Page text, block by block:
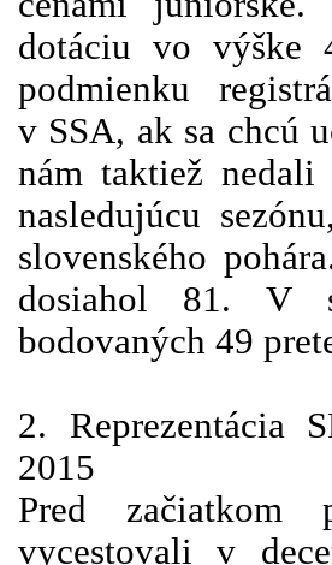
dotáciu vo výške
podmienku
v SSA, ak sa chcú
nám taktiež
nasledujúcu
slovenského
dosiahol 81. V
bodovaných 49
2. Reprezentácia
2015
Pred začiatkom
vycestovali v